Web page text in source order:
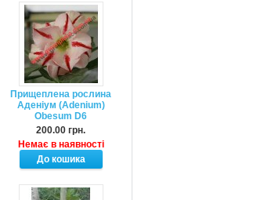
Прищеплена рослина
Аденіум (Adenium)
Obesum D6
200.00 грн.
Немає в наявності